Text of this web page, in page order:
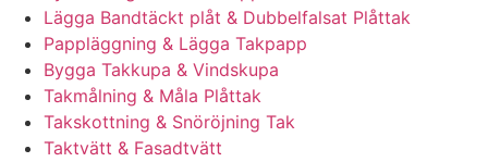
Lägga Bandtäckt plåt & Dubbelfalsat Plåttak
Pappläggning & Lägga Takpapp
Bygga Takkupa & Vindskupa
Takmålning & Måla Plåttak
Takskottning & Snöröjning Tak
Taktvätt & Fasadtvätt